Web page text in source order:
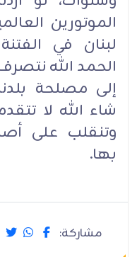
الموتورين
لبنان في
الحمد الله
إلى مصلحة
شاء الله لا
وتنقلب على
بها.
مشاركة: